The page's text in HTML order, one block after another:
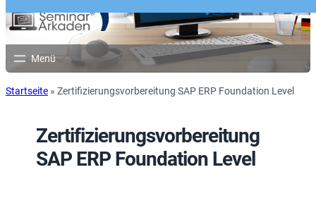
Startseite » Zertifizierungsvorbereitung SAP ERP Foundation Level
Zertifizierungsvorbereitung
SAP ERP Foundation Level